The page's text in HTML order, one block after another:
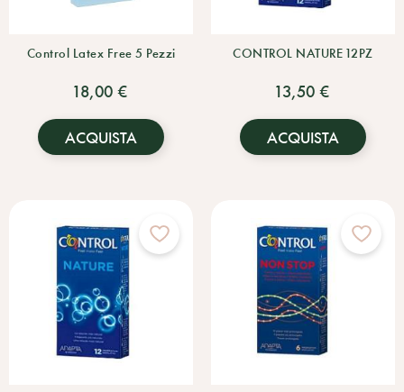
Control Latex Free 5 Pezzi
18,00 €
ACQUISTA
CONTROL NATURE 12PZ
13,50 €
ACQUISTA